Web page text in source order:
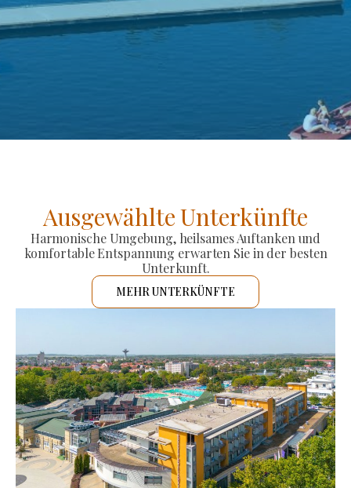
Ausgewählte Unterkünfte
Harmonische Umgebung, heilsames Auftanken und
komfortable Entspannung erwarten Sie in der besten
Unterkunft.
MEHR UNTERKÜNFTE